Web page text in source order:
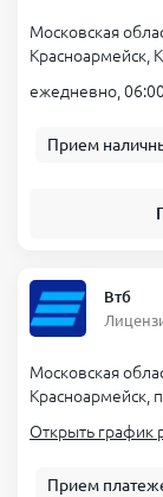
Московская
Красноармейск,
ежедневно,
Прием
Втб
Московская
Красноармейск,
Открыть график
Прием